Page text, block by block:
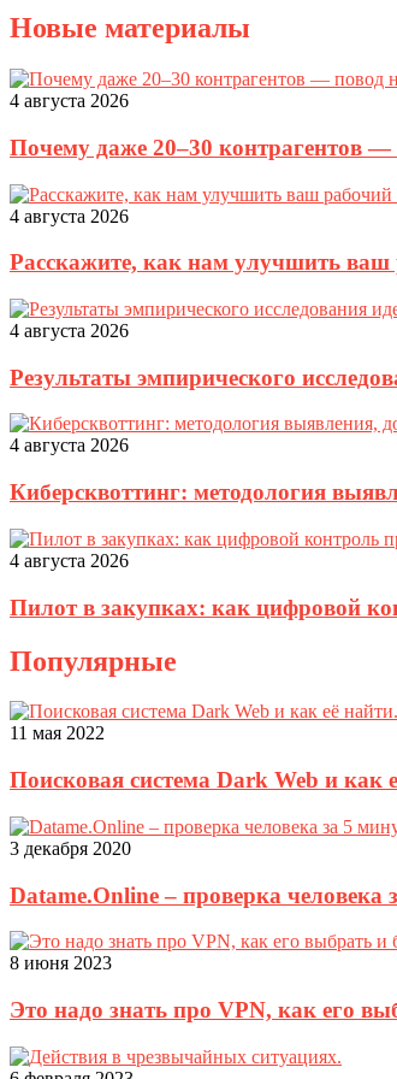
Новые материалы
4 августа 2026
Почему даже 20–30 контрагентов —
4 августа 2026
Расскажите, как нам улучшить
4 августа 2026
Результаты эмпирического
4 августа 2026
Киберсквоттинг: методология
4 августа 2026
Пилот в закупках: как цифровой
Популярные
11 мая 2022
Поисковая система Dark Web и как
3 декабря 2020
Datame.Online – проверка человека
8 июня 2023
Это надо знать про VPN, как его